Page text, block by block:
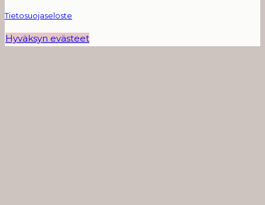
Tietosuojaseloste
Hyväksyn evästeet